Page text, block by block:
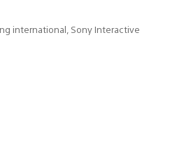
international, Sony Interactive